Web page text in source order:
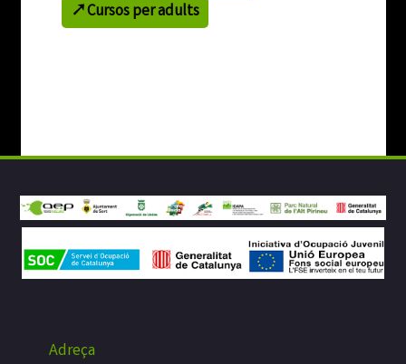
Cursos per adults
Adreça